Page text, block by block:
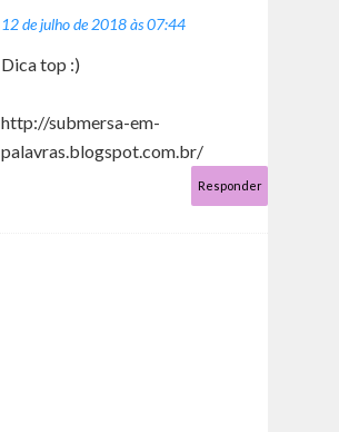
12 de julho de 2018 às 07:44
Dica top :)
http://submersa-em-
palavras.blogspot.com.br/
Responder